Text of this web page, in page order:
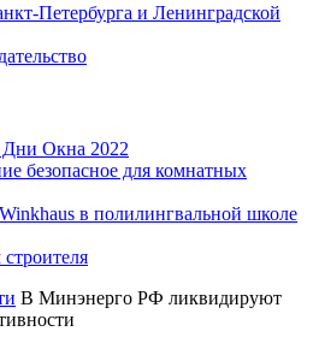
Петербурга и Ленинградской
Дни Окна 2022
безопасное для комнатных
в полилингвальной школе
В Минэнерго РФ ликвидируют